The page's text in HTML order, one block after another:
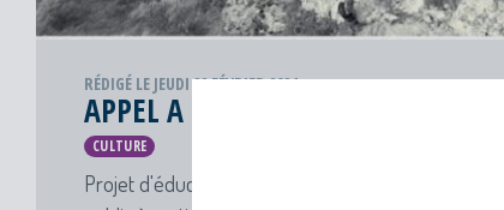
RÉDIGÉ LE JEUDI 22 FÉVRIER 2024
APPEL A DANSER !
CULTURE
Projet d'éducation artistique et culturelle ouvert à